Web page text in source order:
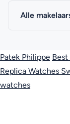
Alle
Patek Philippe
Replica Watches
watches